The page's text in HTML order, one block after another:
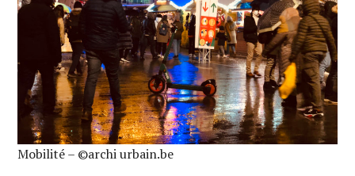
Mobilité – ©archi urbain.be